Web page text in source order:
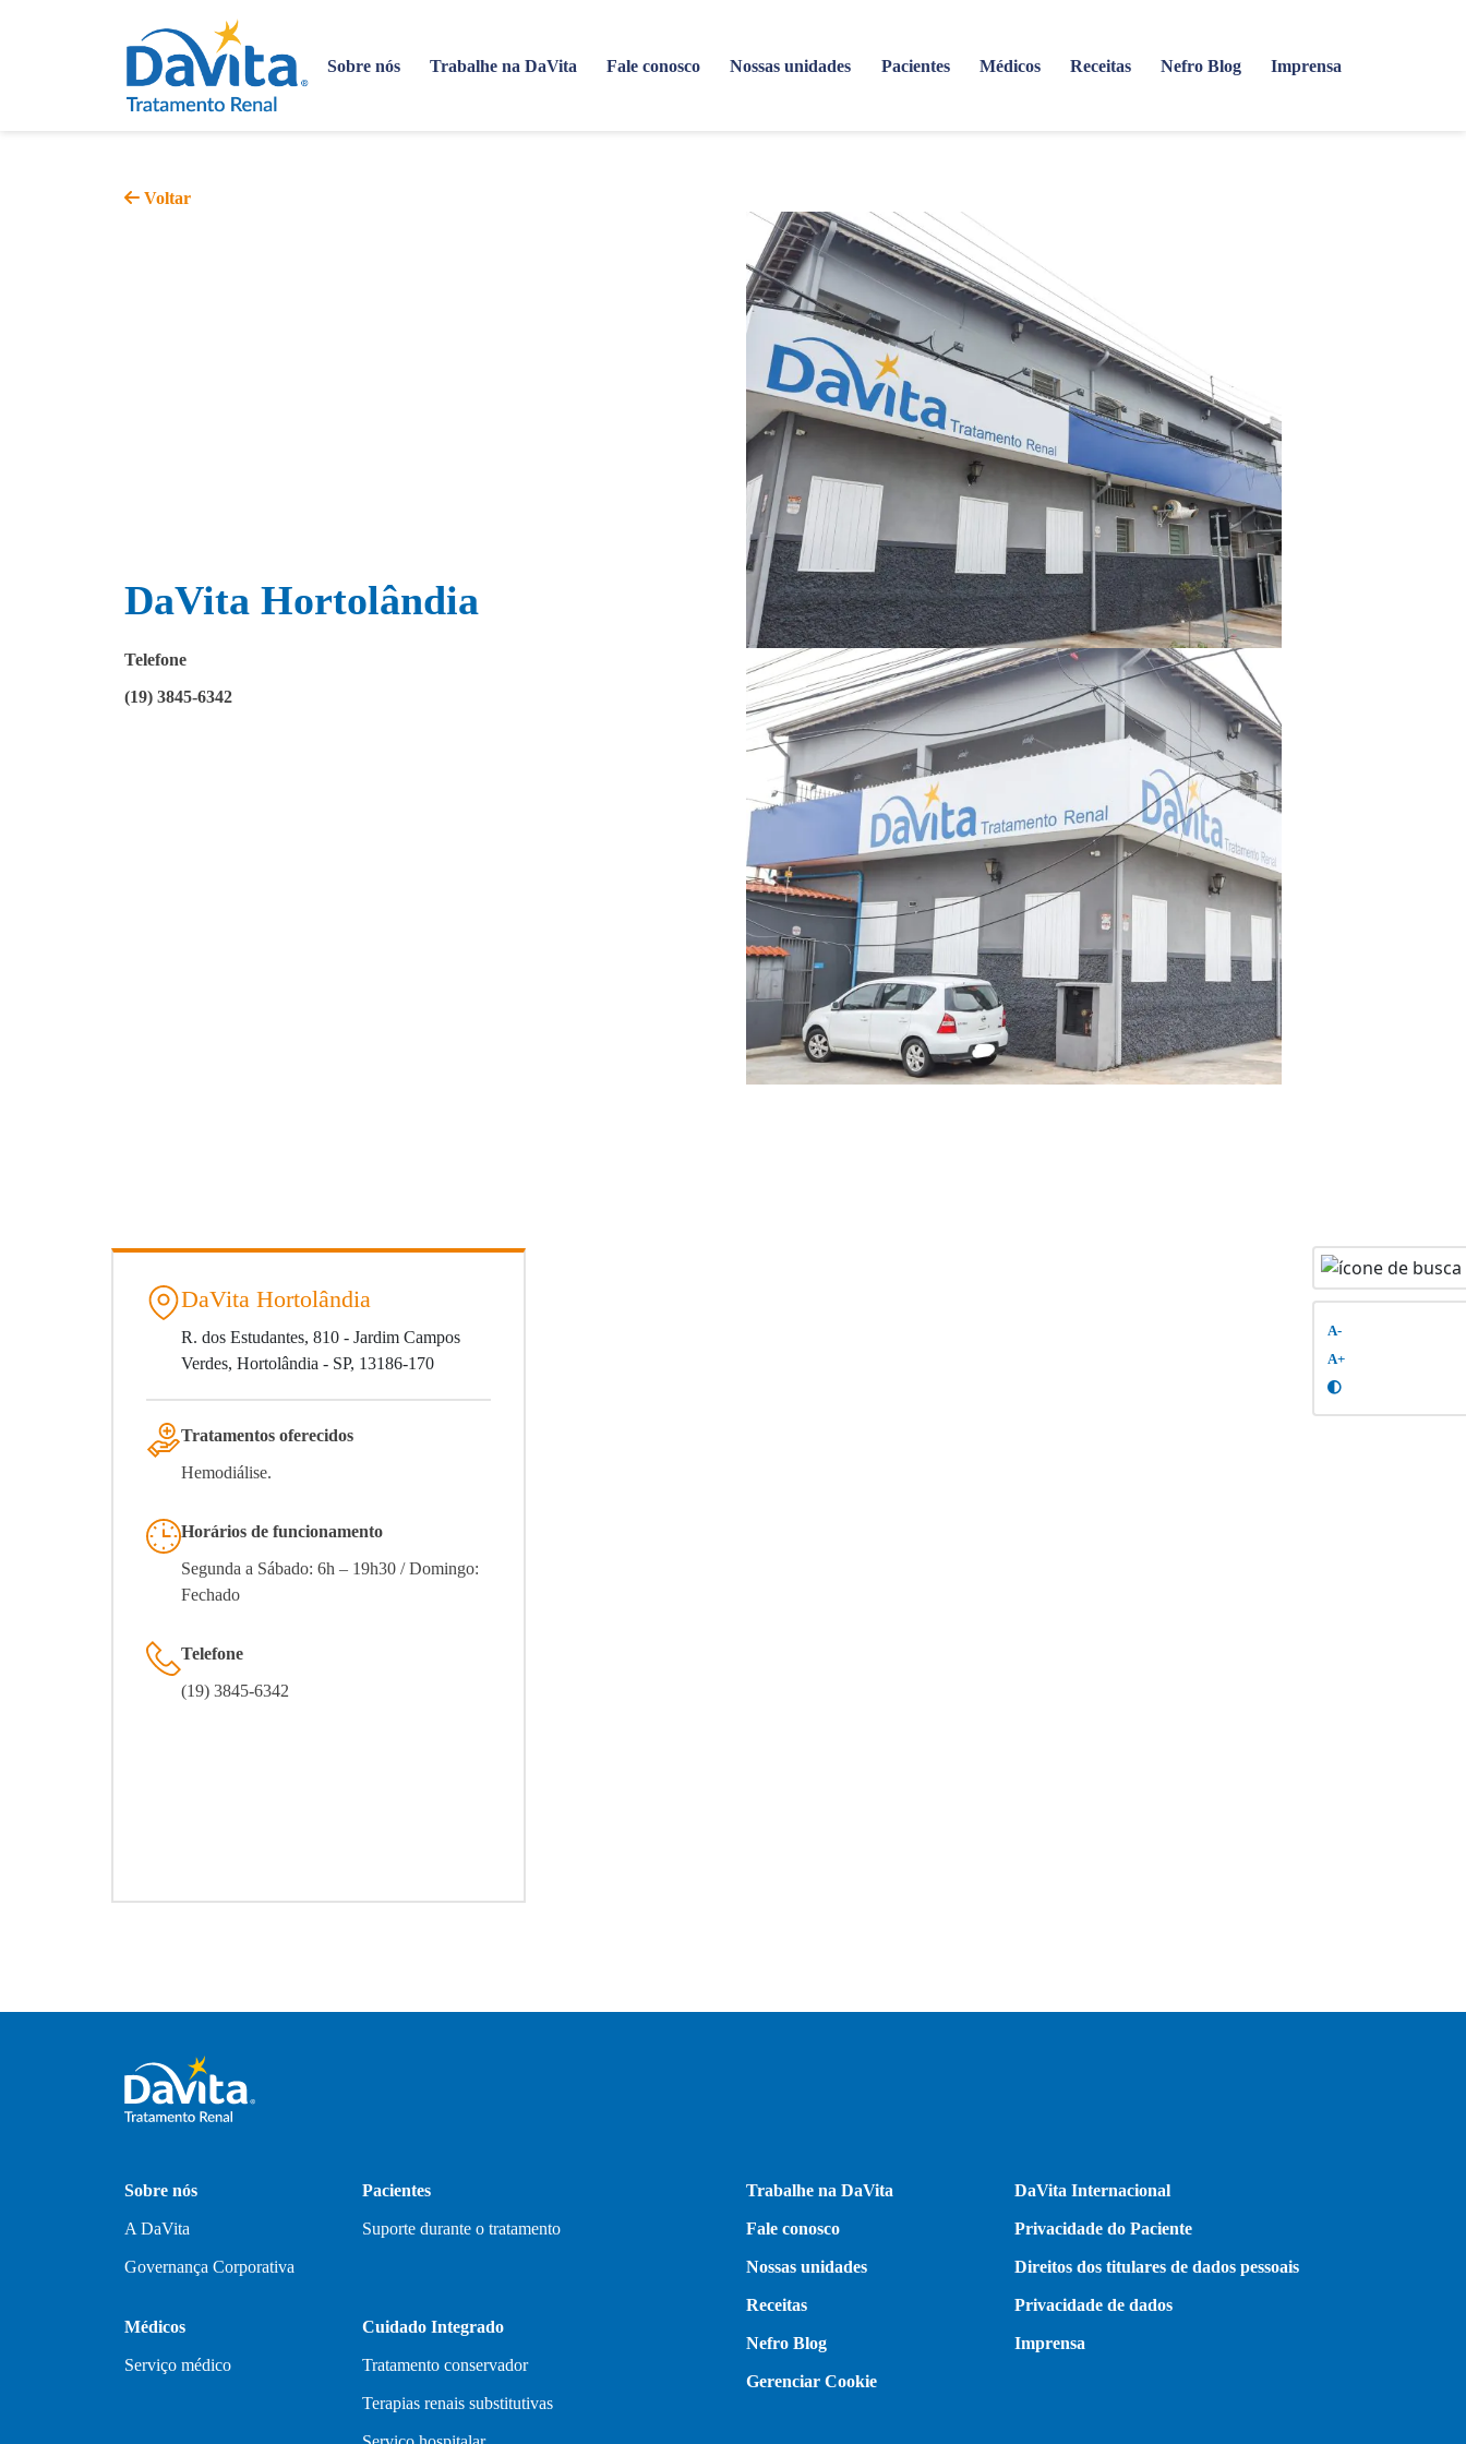
Sobre nós Trabalhe na DaVita Fale conosco Nossas unidades Pacientes Médicos Receitas Nefro Blog Imprensa
A-
A+
Voltar
DaVita Hortolândia
Telefone
(19) 3845-6342
DaVita Hortolândia
R. dos Estudantes, 810 - Jardim Campos
Verdes, Hortolândia - SP, 13186-170
Tratamentos oferecidos
Hemodiálise.
Horários de funcionamento
Segunda a Sábado: 6h – 19h30 / Domingo:
Fechado
Telefone
(19) 3845-6342
Sobre nós
A DaVita
Governança Corporativa
Pacientes
Suporte durante o tratamento
Médicos
Serviço médico
Cuidado Integrado
Tratamento conservador
Terapias renais substitutivas
Trabalhe na DaVita DaVita Internacional
Fale conosco Privacidade do Paciente
Nossas unidades Direitos dos titulares de dados pessoais
Receitas Privacidade de dados
Nefro Blog Imprensa
Gerenciar Cookie